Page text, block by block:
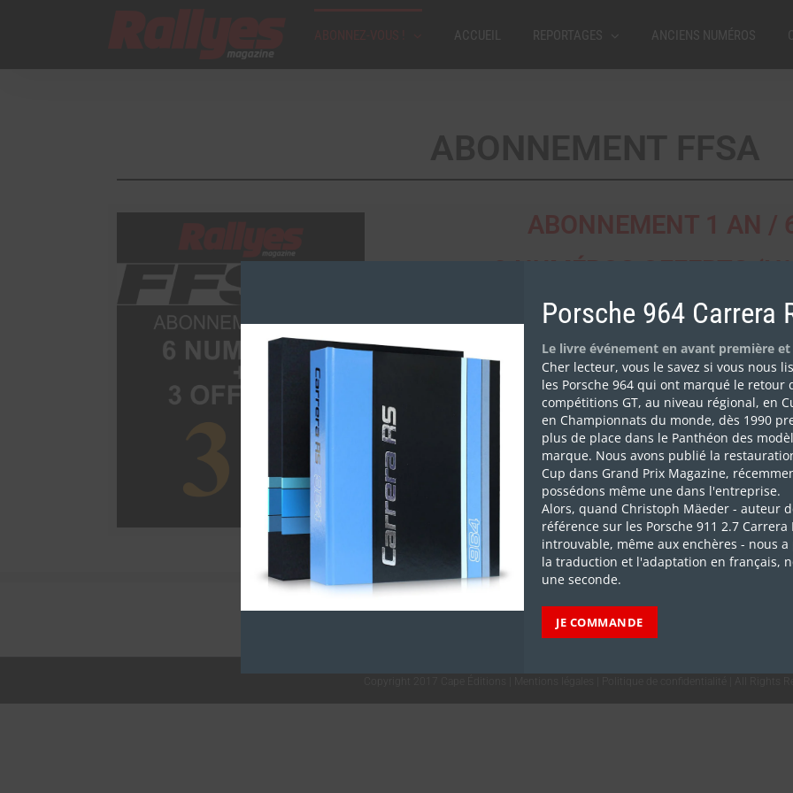
ACCUEIL REPORTAGES ANCIENS NUMÉROS
+ 3 NUMÉROS OFFERTS
Profitez pleinement de votre magazine
Vous y trouverez des reportages exclusifs et passionnants,
39€
Je m'abonne
Porsche 964 Carrera
Le livre événement en avant première et
Cher lecteur, vous le savez si vous nous
les Porsche 964 qui ont marqué le retour
compétitions GT, au niveau régional, en
en Championnats du monde, dès 1990
plus de place dans le Panthéon des
marque. Nous avons publié la
Cup dans Grand Prix Magazine,
possédons même une dans l'entreprise.
Alors, quand Christoph Mäeder - auteur
référence sur les Porsche 911 2.7 Carrera
introuvable, même aux enchères - nous
la traduction et l'adaptation en français,
une seconde.
JE COMMANDE